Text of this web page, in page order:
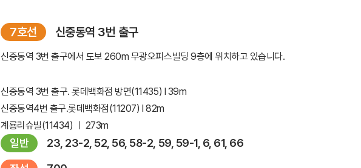
7호선 신중동역 3번 출구
신중동역 3번 출구에서 도보 260m 무광오피스빌딩 9층에 위치하고 있습니다.
신중동역 3번 출구. 롯데백화점 방면(11435) l 39m
신중동역4번 출구.롯데백화점(11207) l 82m
계룡리슈빌(11434) ㅣ 273m
일반
23, 23-2, 52, 56, 58-2, 59, 59-1, 6, 61, 66